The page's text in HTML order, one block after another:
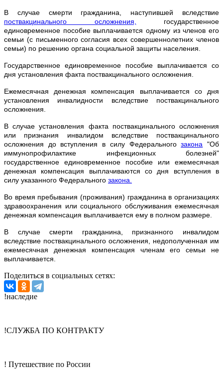
В случае смерти гражданина, наступившей вследствие
поствакцинального осложнения,
государственное
единовременное пособие выплачивается одному из членов его
семьи (с письменного согласия всех совершеннолетних членов
семьи) по решению органа социальной защиты населения.
Государственное единовременное пособие выплачивается со
дня установления факта поствакцинального осложнения.
Ежемесячная денежная компенсация выплачивается со дня
установления инвалидности вследствие поствакцинального
осложнения.
В случае установления факта поствакцинального осложнения
или признания инвалидом вследствие поствакцинального
осложнения до вступления в силу Федеральногозакона "Об
иммунопрофилактике инфекционных болезней"
государственное единовременное пособие или ежемесячная
денежная компенсация выплачиваются со дня вступления в
силу указанного Федерального закона.
Во время пребывания (проживания) гражданина в организациях
здравоохранения или социального обслуживания ежемесячная
денежная компенсация выплачивается ему в полном размере.
В случае смерти гражданина, признанного инвалидом
вследствие поствакцинального осложнения, недополученная им
ежемесячная денежная компенсация членам его семьи не
выплачивается.
Поделиться в социальных сетях:
!наследие
!СЛУЖБА ПО КОНТРАКТУ
! Путешествие по России